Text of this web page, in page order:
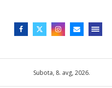
Subota, 8. avg, 2026.